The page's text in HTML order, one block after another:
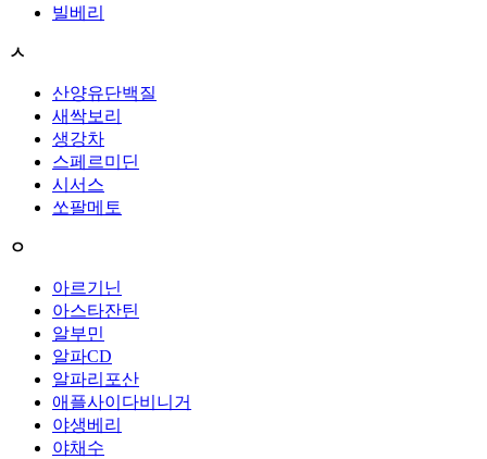
빌베리
ㅅ
산양유단백질
새싹보리
생강차
스페르미딘
시서스
쏘팔메토
ㅇ
아르기닌
아스타잔틴
알부민
알파CD
알파리포산
애플사이다비니거
야생베리
야채수